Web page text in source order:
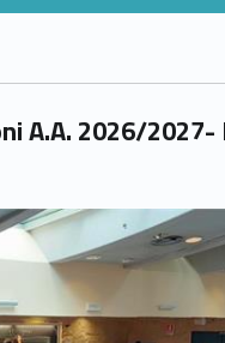
A.A. 2026/2027-